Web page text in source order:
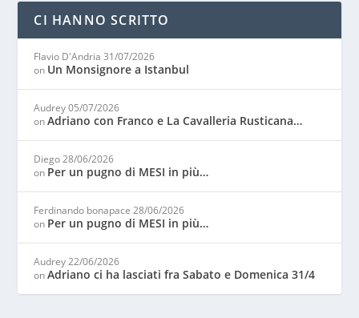
CI HANNO SCRITTO
Flavio D'Andria 31/07/2026
on Un Monsignore a Istanbul
Audrey 05/07/2026
onAdriano con Franco e La Cavalleria Rusticana…
Diego 28/06/2026
on Per un pugno di MESI in più…
Ferdinando bonapace 28/06/2026
on Per un pugno di MESI in più…
Audrey 22/06/2026
onAdriano ci ha lasciati fra Sabato e Domenica 31/4